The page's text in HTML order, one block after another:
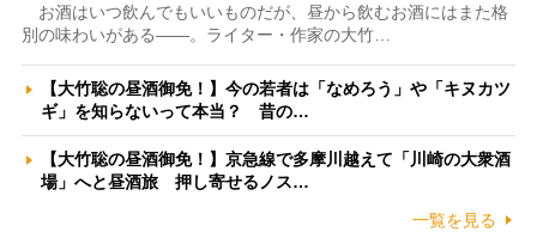
お酒はいつ飲んでもいいものだが、昼から飲むお酒にはまた格
別の味わいがある――。ライター・作家の大竹…
【大竹聡の昼酒御免！】今の若者は「なめろう」や「キヌカツ
ギ」を知らないって本当？ 昔の…
【大竹聡の昼酒御免！】京急線で多摩川越えて「川崎の大衆酒
場」へと昼酒旅 押し寄せるノス…
一覧を見る